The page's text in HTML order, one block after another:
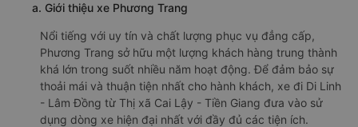
a. Giới thiệu xe Phương Trang
Nổi tiếng với uy tín và chất lượng phục vụ đẳng cấp,
Phương Trang sở hữu một lượng khách hàng trung thành
khá lớn trong suốt nhiều năm hoạt động. Để đảm bảo sự
thoải mái và thuận tiện nhất cho hành khách, xe đi Di Linh
- Lâm Đồng từ Thị xã Cai Lậy - Tiền Giang đưa vào sử
dụng dòng xe hiện đại nhất với đầy đủ các tiện ích.